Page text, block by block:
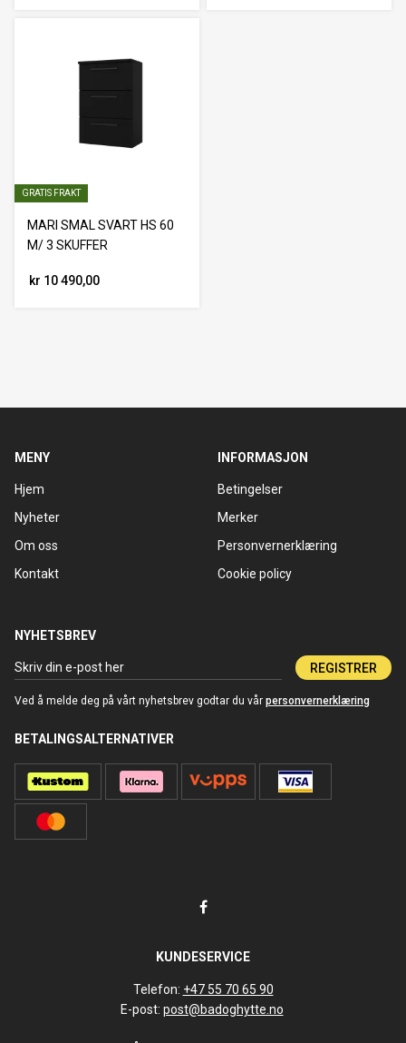
GRATIS FRAKT
MARI SMAL SVART HS 60
M/ 3 SKUFFER
kr 10 490,00
MENY
Hjem
Nyheter
Om oss
Kontakt
INFORMASJON
Betingelser
Merker
Personvernerklæring
Cookie policy
NYHETSBREV
REGISTRER
Ved å melde deg på vårt nyhetsbrev godtar du vår personvernerklæring
BETALINGSALTERNATIVER
KUNDESERVICE
Telefon: +47 55 70 65 90
E-post: post@badoghytte.no